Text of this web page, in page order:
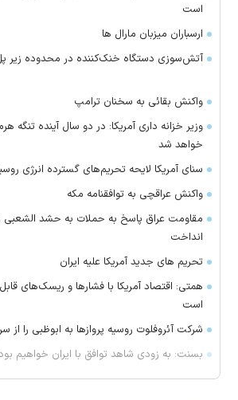
است
ارسباران میزبان مارال ها
آتش‌سوزی دستگاه خنک‌کننده در محدوده زیر
واکنش بقائی به سخنان ترامپ
وزیر خزانه داری آمریکا: در دو سال آینده تنگه
خواهد شد
سنای آمریکا لایحه تحریم‌های گسترده انرژی
واکنش عراقچی به توافقنامه مکه
مقاومت عراق پاسخ به حملات به حشد الشعبی
انداخت
تحریم های جدید آمریکا علیه ایران
همتی: اقتصاد آمریکا با فشارها و ریسک‌های
است
شرکت آئروفلوت روسیه پرواز‌ها به ابوظبی را از
بسنت: به زودی شاهد توافق با ایران خواهیم